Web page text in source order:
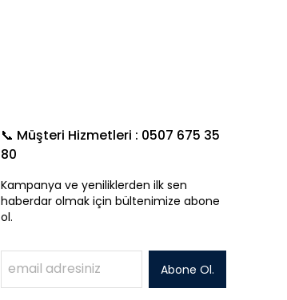
📞 Müşteri Hizmetleri : 0507 675 35
80
Kampanya ve yeniliklerden ilk sen
haberdar olmak için bültenimize abone
ol.
Abone Ol.